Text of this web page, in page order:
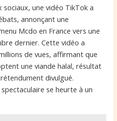
une vidéo TikTok a
annonçant une
Mcdo en France vers une
dernier. Cette vidéo a
de vues, affirmant que
une viande halal, résultat
divulgué.
se heurte à un